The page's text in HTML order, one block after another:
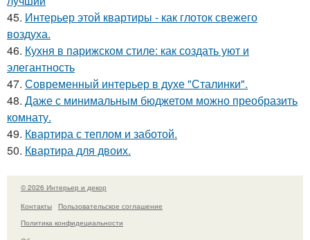
45. Интерьер этой квартиры - как глоток свежего
воздуха.
46. Кухня в парижском стиле: как создать уют и
элегантность
47. Современный интерьер в духе "Сталинки".
48. Даже с минимальным бюджетом можно преобразить
комнату.
49. Квартира с теплом и заботой.
50. Квартира для двоих.
© 2026 Интерьер и декор
Контакты
Пользовательское соглашение
Политика конфидециальности